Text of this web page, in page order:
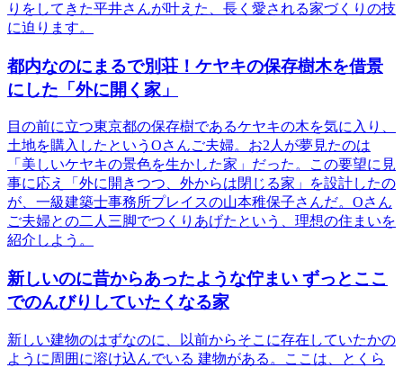
りをしてきた平井さんが叶えた、長く愛される家づくりの技
に迫ります。
都内なのにまるで別荘！ケヤキの保存樹木を借景
にした「外に開く家」
目の前に立つ東京都の保存樹であるケヤキの木を気に入り、
土地を購入したというOさんご夫婦。お2人が夢見たのは
「美しいケヤキの景色を生かした家」だった。この要望に見
事に応え「外に開きつつ、外からは閉じる家」を設計したの
が、一級建築士事務所プレイスの山本稚保子さんだ。Oさん
ご夫婦との二人三脚でつくりあげたという、理想の住まいを
紹介しよう。
新しいのに昔からあったような佇まい ずっとここ
でのんびりしていたくなる家
新しい建物のはずなのに、以前からそこに存在していたかの
ように周囲に溶け込んでいる 建物がある。ここは、とくら